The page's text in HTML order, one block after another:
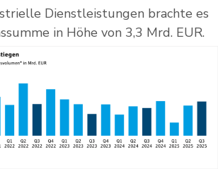
Dienstleistungen brachte es
in Höhe von 3,3 Mrd. EUR.